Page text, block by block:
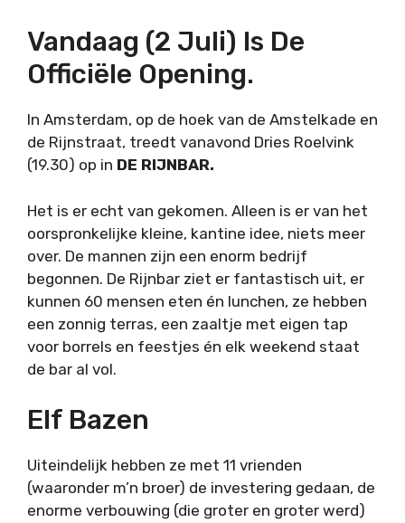
Vandaag (2 Juli) Is De
Officiële Opening.
In Amsterdam, op de hoek van de Amstelkade en
de Rijnstraat, treedt vanavond Dries Roelvink
(19.30) op in DE RIJNBAR.
Het is er echt van gekomen. Alleen is er van het
oorspronkelijke kleine, kantine idee, niets meer
over. De mannen zijn een enorm bedrijf
begonnen. De Rijnbar ziet er fantastisch uit, er
kunnen 60 mensen eten én lunchen, ze hebben
een zonnig terras, een zaaltje met eigen tap
voor borrels en feestjes én elk weekend staat
de bar al vol.
Elf Bazen
Uiteindelijk hebben ze met 11 vrienden
(waaronder m’n broer) de investering gedaan, de
enorme verbouwing (die groter en groter werd)